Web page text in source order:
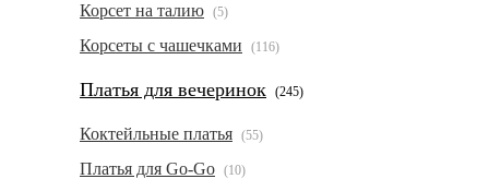
Корсет на талию (5)
Корсеты с чашечками (116)
Платья для вечеринок (245)
Коктейльные платья (55)
Платья для Go-Go (10)